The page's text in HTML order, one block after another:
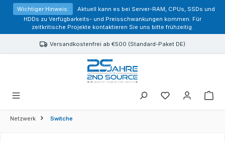
springen
Wichtiger Hinweis:
Aktuell kann es bei Server-RAM, CPUs, SSDs und
HDDs zu Verfügbarkeits- und Preisschwankungen kommen. Für
zeitkritische Projekte kontaktieren Sie uns bitte frühzeitig.
Versandkostenfrei ab €500 (Standard-Paket DE)
Sie haben 0
Netzwerk Switche